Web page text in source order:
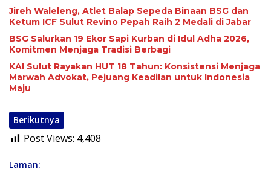
Jireh Waleleng, Atlet Balap Sepeda Binaan BSG dan
Ketum ICF Sulut Revino Pepah Raih 2 Medali di Jabar
BSG Salurkan 19 Ekor Sapi Kurban di Idul Adha 2026,
Komitmen Menjaga Tradisi Berbagi
KAI Sulut Rayakan HUT 18 Tahun: Konsistensi Menjaga
Marwah Advokat, Pejuang Keadilan untuk Indonesia
Maju
Berikutnya
Post Views: 4,408
Laman: